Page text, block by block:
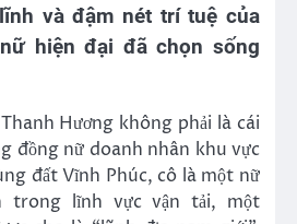
và đậm nét trí tuệ của
hiện đại đã chọn sống
Hương không phải là cái
đồng nữ doanh nhân khu vực
đất Vĩnh Phúc, cô là một nữ
trong lĩnh vực vận tải, một